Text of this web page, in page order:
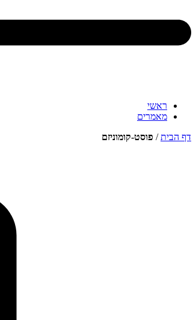
ראשי
מאמרים
דף הבית/ פוסט-קומוניזם